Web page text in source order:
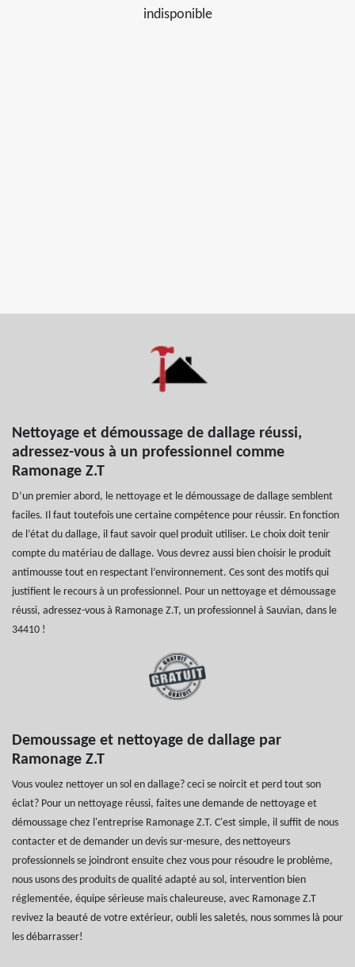
indisponible
Nettoyage et démoussage de dallage réussi,
adressez-vous à un professionnel comme
Ramonage Z.T
D’un premier abord, le nettoyage et le démoussage de dallage semblent
faciles. Il faut toutefois une certaine compétence pour réussir. En fonction
de l’état du dallage, il faut savoir quel produit utiliser. Le choix doit tenir
compte du matériau de dallage. Vous devrez aussi bien choisir le produit
antimousse tout en respectant l’environnement. Ces sont des motifs qui
justifient le recours à un professionnel. Pour un nettoyage et démoussage
réussi, adressez-vous à Ramonage Z.T, un professionnel à Sauvian, dans le
34410 !
Demoussage et nettoyage de dallage par
Ramonage Z.T
Vous voulez nettoyer un sol en dallage? ceci se noircit et perd tout son
éclat? Pour un nettoyage réussi, faites une demande de nettoyage et
démoussage chez l'entreprise Ramonage Z.T. C'est simple, il suffit de nous
contacter et de demander un devis sur-mesure, des nettoyeurs
professionnels se joindront ensuite chez vous pour résoudre le problème,
nous usons des produits de qualité adapté au sol, intervention bien
réglementée, équipe sérieuse mais chaleureuse, avec Ramonage Z.T
revivez la beauté de votre extérieur, oubli les saletés, nous sommes là pour
les débarrasser!